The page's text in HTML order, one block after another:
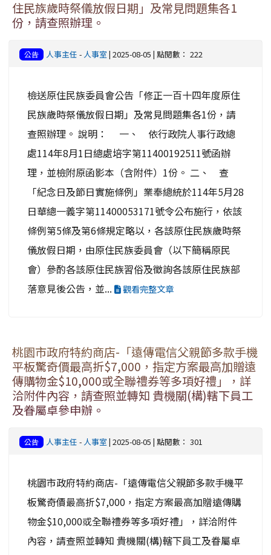
住民族歲時祭儀放假日期」及常見問題集各1
份，請查照辦理。
公告 人事主任 - 人事室 | 2025-08-05 | 點閱數： 222
檢送原住民族委員會公告「修正一百十四年度原住
民族歲時祭儀放假日期」及常見問題集各1份，請
查照辦理。 說明： 一、 依行政院人事行政總
處114年8月1日總處培字第11400192511號函辦
理，並檢附原函影本（含附件）1份。 二、 查
「紀念日及節日實施條例」業奉總統於114年5月28
日華總一義字第11400053171號令公布施行，依該
條例第5條及第6條規定略以，各該原住民族歲時祭
儀放假日期，由原住民族委員會（以下簡稱原民
會）參酌各該原住民族習俗及徵詢各該原住民族部
落意見後公告，並...
觀看完整文章
桃園市政府特約商店-「遠傳電信父親節多款手機
平板驚奇價最高折$7,000，指定方案最高加贈遠
傳購物金$10,000或全聯禮券等多項好禮」，詳
洽附件內容，請查照並轉知 貴機關(構)轄下員工
及眷屬卓參申辦。
公告 人事主任 - 人事室 | 2025-08-05 | 點閱數： 301
桃園市政府特約商店-「遠傳電信父親節多款手機平
板驚奇價最高折$7,000，指定方案最高加贈遠傳購
物金$10,000或全聯禮券等多項好禮」，詳洽附件
內容，請查照並轉知 貴機關(構)轄下員工及眷屬卓